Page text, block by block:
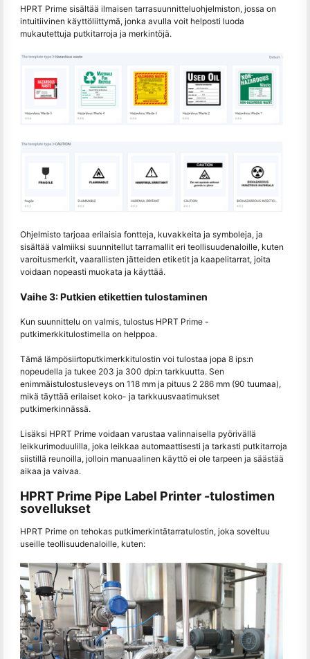
HPRT Prime sisältää ilmaisen tarrasuunnitteluohjelmiston, jossa on
intuitiivinen käyttöliittymä, jonka avulla voit helposti luoda
mukautettuja putkitarroja ja merkintöjä.
Ohjelmisto tarjoaa erilaisia fontteja, kuvakkeita ja symboleja, ja
sisältää valmiiksi suunnitellut tarramallit eri teollisuudenaloille, kuten
varoitusmerkit, vaarallisten jätteiden etiketit ja kaapelitarrat, joita
voidaan nopeasti muokata ja käyttää.
Vaihe 3: Putkien etikettien tulostaminen
Kun suunnittelu on valmis, tulostus HPRT Prime -
putkimerkkitulostimella on helppoa.
Tämä lämpösiirtoputkimerkkitulostin voi tulostaa jopa 8 ips:n
nopeudella ja tukee 203 ja 300 dpi:n tarkkuutta. Sen
enimmäistulostusleveys on 118 mm ja pituus 2 286 mm (90 tuumaa),
mikä täyttää erilaiset koko- ja tarkkuusvaatimukset
putkimerkinnässä.
Lisäksi HPRT Prime voidaan varustaa valinnaisella pyörivällä
leikkurimoduulilla, joka leikkaa automaattisesti ja tarkasti putkitarroja
siistillä reunoilla, jolloin manuaalinen käyttö ei ole tarpeen ja säästää
aikaa ja vaivaa.
HPRT Prime Pipe Label Printer -tulostimen
sovellukset
HPRT Prime on tehokas putkimerkintätarratulostin, joka soveltuu
useille teollisuudenaloille, kuten: